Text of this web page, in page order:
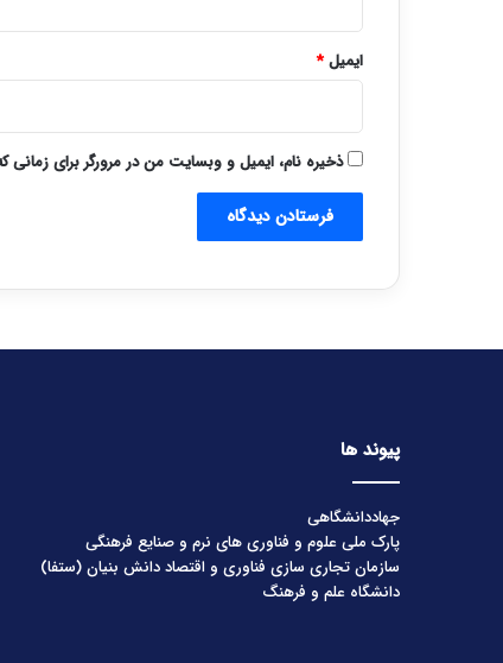
ایمیل*
ذخیره نام، ایمیل و وبسایت من در مرورگر برای
پیوند ها
جهاددانشگاهی
پارک ملی علوم و فناوری های نرم و صنایع فرهنگی
سازمان تجاری سازی فناوری و اقتصاد دانش بنیان (ستفا)
دانشگاه علم و فرهنگ